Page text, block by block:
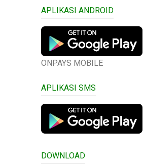
APLIKASI ANDROID
ONPAYS MOBILE
APLIKASI SMS
DOWNLOAD